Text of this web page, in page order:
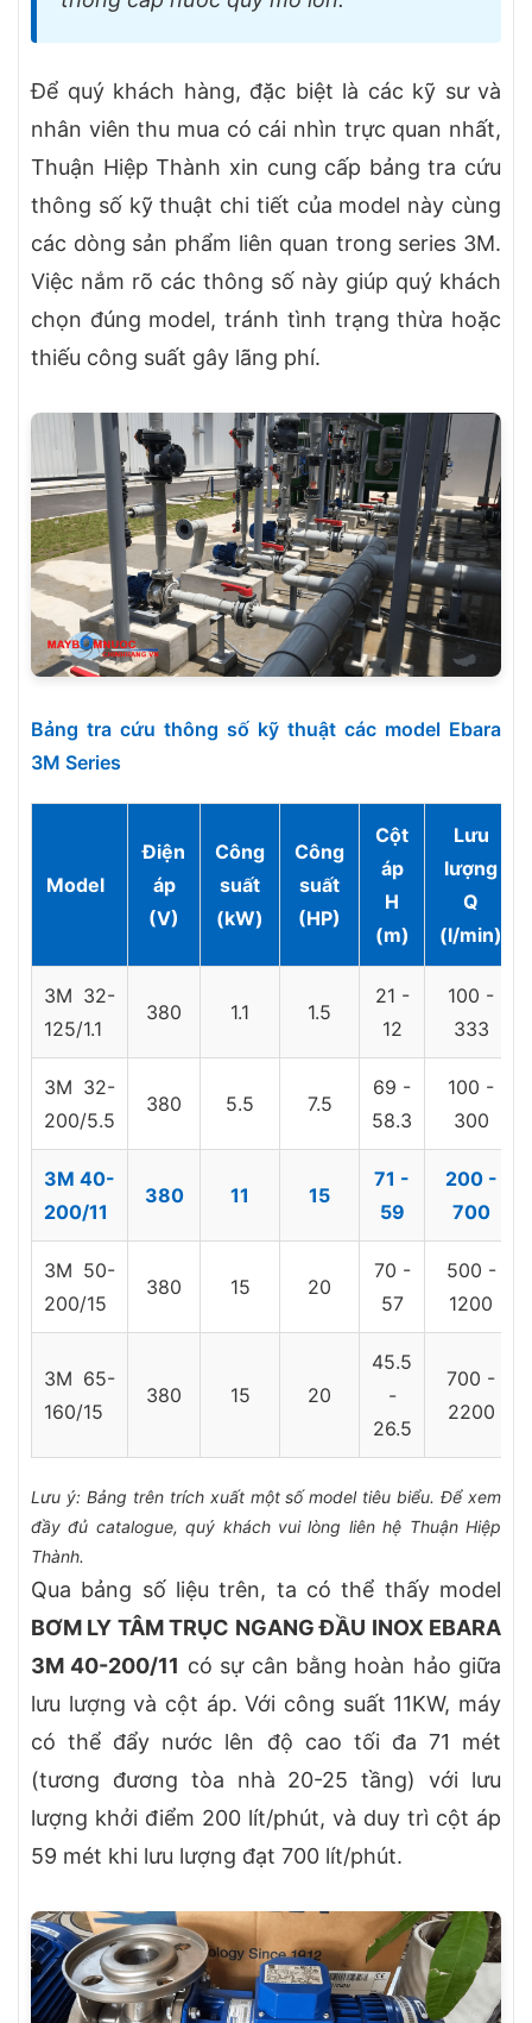
Để quý khách hàng, đặc biệt là các kỹ sư và
nhân viên thu mua có cái nhìn trực quan nhất,
Thuận Hiệp Thành xin cung cấp bảng tra cứu
thông số kỹ thuật chi tiết của model này cùng
các dòng sản phẩm liên quan trong series 3M.
Việc nắm rõ các thông số này giúp quý khách
chọn đúng model, tránh tình trạng thừa hoặc
thiếu công suất gây lãng phí.
Bảng tra cứu thông số kỹ thuật các model Ebara
3M Series
Model
Điện
áp
(V)
Công
suất
(kW)
Công
suất
(HP)
Cột
áp
H
(m)
Lưu
lượng
Q
(l/min)
3M 32-
125/1.1
380 1.1 1.5
21 -
12
100 -
333
3M 32-
200/5.5
380 5.5 7.5
69 -
58.3
100 -
300
3M 40-
200/11
380 11 15
71 -
59
200 -
700
3M 50-
200/15
380 15 20
70 -
57
500 -
1200
3M 65-
160/15
380 15 20
45.5
-
26.5
700 -
2200
Lưu ý: Bảng trên trích xuất một số model tiêu biểu. Để xem
đầy đủ catalogue, quý khách vui lòng liên hệ Thuận Hiệp
Thành.
Qua bảng số liệu trên, ta có thể thấy model
BƠM LY TÂM TRỤC NGANG ĐẦU INOX EBARA
3M 40-200/11 có sự cân bằng hoàn hảo giữa
lưu lượng và cột áp. Với công suất 11KW, máy
có thể đẩy nước lên độ cao tối đa 71 mét
(tương đương tòa nhà 20-25 tầng) với lưu
lượng khởi điểm 200 lít/phút, và duy trì cột áp
59 mét khi lưu lượng đạt 700 lít/phút.